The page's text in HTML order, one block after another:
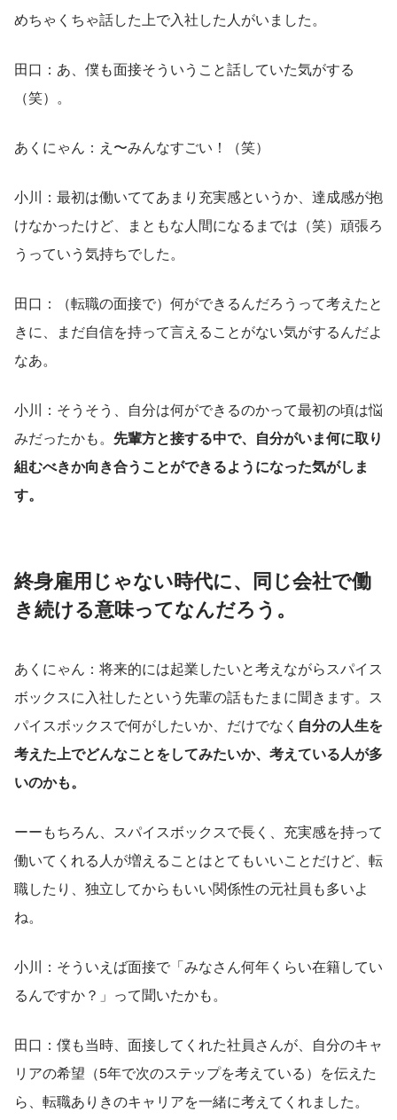
めちゃくちゃ話した上で入社した人がいました。
田口：あ、僕も面接そういうこと話していた気がする
（笑）。
あくにゃん：え〜みんなすごい！（笑）
小川：最初は働いててあまり充実感というか、達成感が抱
けなかったけど、まともな人間になるまでは（笑）頑張ろ
うっていう気持ちでした。
田口：（転職の面接で）何ができるんだろうって考えたと
きに、まだ自信を持って言えることがない気がするんだよ
なあ。
小川：そうそう、自分は何ができるのかって最初の頃は悩
みだったかも。 先輩方と接する中で、自分がいま何に取り
組むべきか向き合うことができるようになった気がしま
す。
終身雇用じゃない時代に、同じ会社で働
き続ける意味ってなんだろう。
あくにゃん：将来的には起業したいと考えながらスパイス
ボックスに入社したという先輩の話もたまに聞きます。ス
パイスボックスで何がしたいか、だけでなく 自分の人生を
考えた上でどんなことをしてみたいか、考えている人が多
いのかも。
ーーもちろん、スパイスボックスで長く、充実感を持って
働いてくれる人が増えることはとてもいいことだけど、転
職したり、独立してからもいい関係性の元社員も多いよ
ね。
小川：そういえば面接で「みなさん何年くらい在籍してい
るんですか？」って聞いたかも。
田口：僕も当時、面接してくれた社員さんが、自分のキャ
リアの希望（5年で次のステップを考えている）を伝えた
ら、転職ありきのキャリアを一緒に考えてくれました。